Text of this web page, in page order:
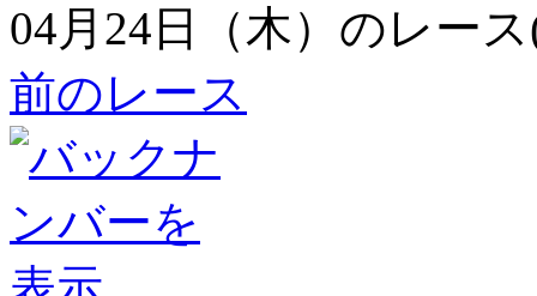
04月24日（木）のレー
前のレース